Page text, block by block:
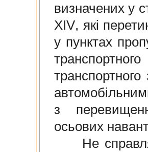
визначених у
XIV, якi
у пунктах
з
осьових
Не